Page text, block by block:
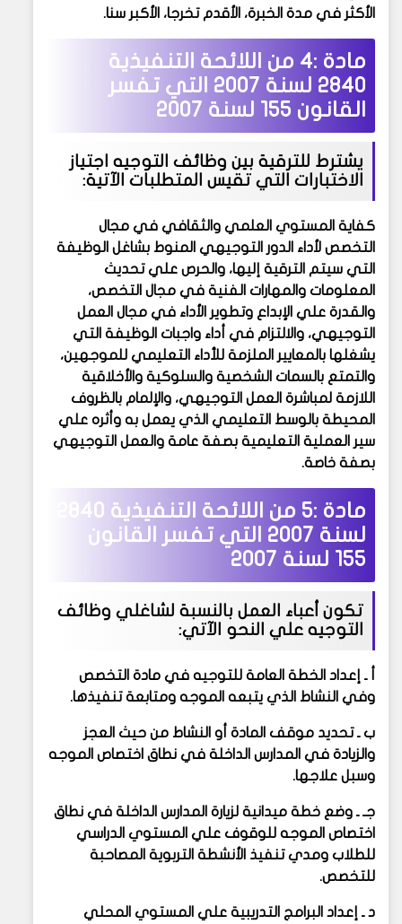
الأكثر في مدة الخبرة، الأقدم تخرجا، الأكبر سنا.
مادة :4 من
اللائحة التنفيذية
2840 لسنة 2007 التي تفسر
القانون 155 لسنة 2007
يشترط للترقية بين وظائف التوجيه اجتياز
الاختبارات التي تقيس المتطلبات الآتية:
كفاية المستوي العلمي والثقافي في مجال
التخصص لأداء الدور التوجيهي المنوط بشاغل الوظيفة
التي سيتم الترقية إليها، والحرص علي تحديث
المعلومات والمهارات الفنية في مجال التخصص،
والقدرة علي الإبداع وتطوير الأداء في مجال العمل
التوجيهي، والالتزام في أداء واجبات الوظيفة التي
يشغلها بالمعايير الملزمة للأداء التعليمي للموجهين،
والتمتع بالسمات الشخصية والسلوكية والأخلاقية
اللازمة لمباشرة العمل التوجيهي، والإلمام بالظروف
المحيطة بالوسط التعليمي الذي يعمل به وأثره علي
سير العملية التعليمية بصفة عامة والعمل التوجيهي
بصفة خاصة.
مادة :5 من
اللائحة التنفيذية 2840
لسنة 2007 التي تفسر القانون
155 لسنة 2007
تكون أعباء العمل بالنسبة لشاغلي وظائف
التوجيه علي النحو الآتي:
أ ـ إعداد الخطة العامة للتوجيه في مادة التخصص
وفي النشاط الذي يتبعه الموجه ومتابعة تنفيذها.
ب ـ تحديد موقف المادة أو النشاط من حيث العجز
والزيادة في المدارس الداخلة في نطاق اختصاص الموجه
وسبل علاجها.
جـ ـ وضع خطة ميدانية لزيارة المدارس الداخلة في نطاق
اختصاص الموجه للوقوف علي المستوي الدراسي
للطلاب ومدي تنفيذ الأنشطة التربوية المصاحبة
للتخصص.
د ـ إعداد البرامج التدريبية علي المستوي المحلي